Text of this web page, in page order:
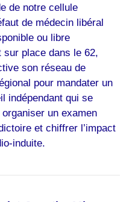
de notre cellule
de médecin libéral
ou libre
sur place dans le 62,
son réseau de
pour mandater un
indépendant qui se
un examen
et chiffrer l’impact
induite.